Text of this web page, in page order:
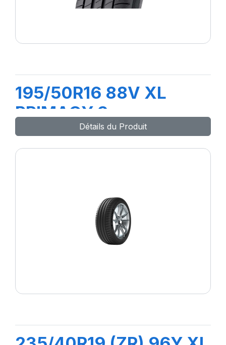
195/50R16 88V XL
PRIMACY 3
Détails du Produit